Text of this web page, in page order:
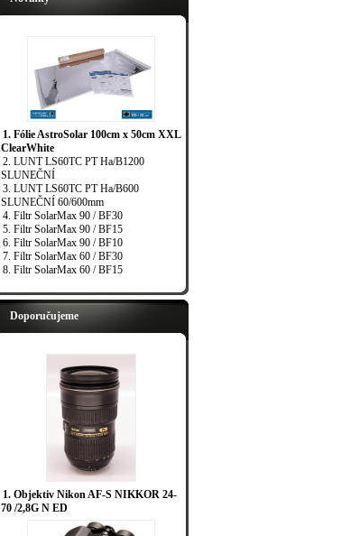
1. Fólie AstroSolar 100cm x 50cm XXL
ClearWhite
2. LUNT LS60TC PT Ha/B1200
SLUNEČNÍ
3. LUNT LS60TC PT Ha/B600
SLUNEČNÍ 60/600mm
4. Filtr SolarMax 90 / BF30
5. Filtr SolarMax 90 / BF15
6. Filtr SolarMax 90 / BF10
7. Filtr SolarMax 60 / BF30
8. Filtr SolarMax 60 / BF15
Doporučujeme
1. Objektiv Nikon AF-S NIKKOR 24-
70 /2,8G N ED